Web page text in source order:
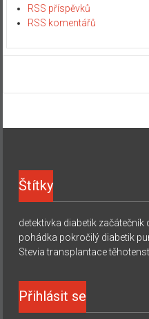
RSS příspěvků
RSS komentářů
Štítky
detektivka diabetik začátečník
pohádka pokročilý diabetik
Stevia transplantace
Přihlásit se